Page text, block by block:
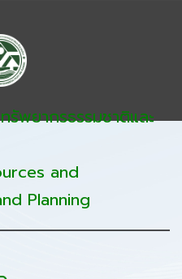
รัพยากรธรรมชาติและ
and
Planning